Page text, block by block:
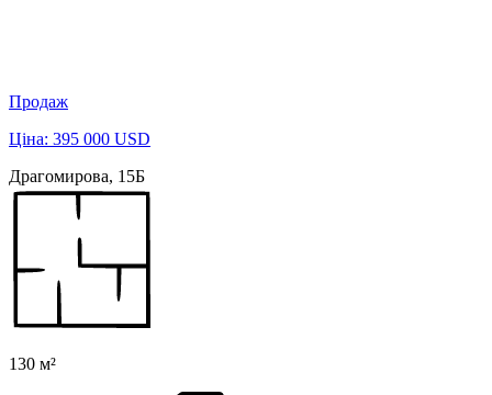
Продаж
Ціна: 395 000 USD
Драгомирова, 15Б
130 м²